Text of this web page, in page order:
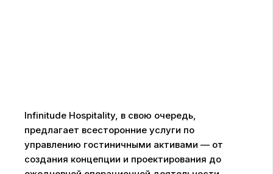
Infinitude Hospitality, в свою очередь,
предлагает всесторонние услуги по
управлению гостиничными активами — от
создания концепции и проектирования до